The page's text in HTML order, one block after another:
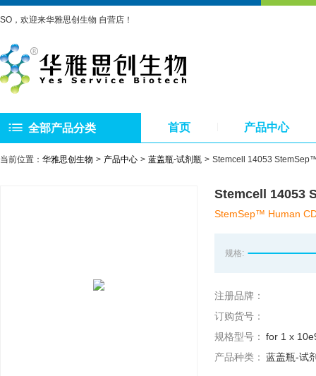
SO，欢迎来华雅思创生物 自营店！
全部产品分类 首页 产品中心
当前位置： 华雅思创生物 产品中心 蓝盖瓶-试剂瓶 Stemcell 14053
Stemcell 14053
StemSep™ Human
规格:
注册品牌：
订购货号：
规格型号： for 1 x
产品种类： 蓝盖瓶-试